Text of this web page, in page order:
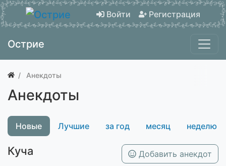
Войти Регистрация
Острие
Анекдоты
Анекдоты
Новые Лучшие за год месяц неделю
Куча
Добавить анекдот